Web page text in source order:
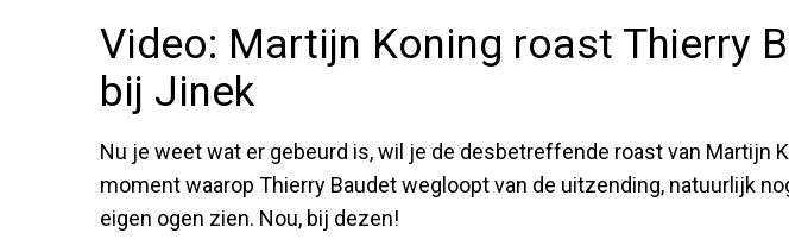
Video: Martijn Koning roast Thierry
bij Jinek
Nu je weet wat er gebeurd is, wil je de desbetreffende roast van Martijn
moment waarop Thierry Baudet wegloopt van de uitzending, natuurlijk
eigen ogen zien. Nou, bij dezen!